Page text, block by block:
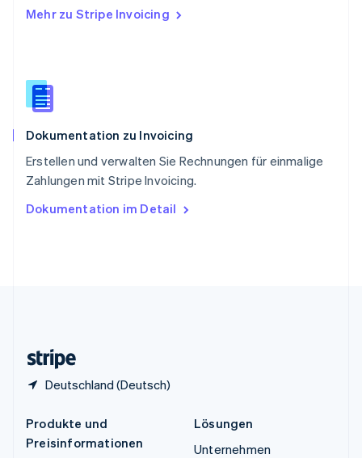
Mehr zu Stripe Invoicing
Dokumentation zu Invoicing
Erstellen und verwalten Sie Rechnungen für einmalige
Zahlungen mit Stripe Invoicing.
Dokumentation im Detail
Deutschland (Deutsch)
Slowenien
English
Spanien
Thailand
Tschechische Republik
English
English
Produkte und
Preisinformationen
Lösungen
Unternehmen